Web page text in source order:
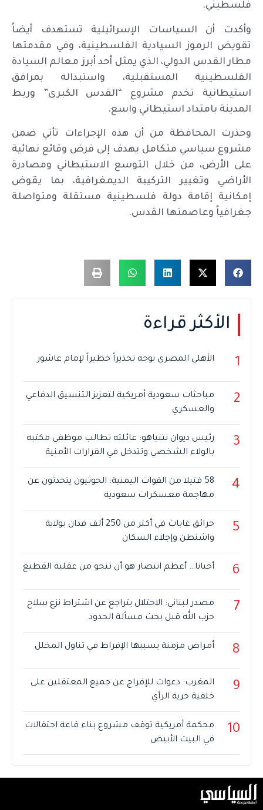
فلسطيني.
وأكدت أن السياسات الإسرائيلية تستهدف أيضاً
تقويض الرموز السيادية الفلسطينية، وفي مقدمتها
مطار القدس الدولي، الذي يمثل أحد أبرز معالم السيادة
الفلسطينية المستقبلية، واستبداله بمرافق
استيطانية تخدم مشروع “القدس الكبرى” وربط
المدينة بامتداد استيطاني واسع.
وحذرت المحافظة من أن هذه الإجراءات تأتي ضمن
مشروع سياسي متكامل يهدف إلى فرض وقائع نهائية
على الأرض، من خلال التوسع الاستيطاني ومصادرة
الأراضي وتغيير التركيبة الديمغرافية، بما يقوض
إمكانية إقامة دولة فلسطينية مستقلة ومتواصلة
جغرافياً وعاصمتها القدس.
الأكثر قراءة
1 الأهلي المصري يوجه تحذيراً خطيراً لإمام عاشور
2
مباحثات سعودية أمريكية لتعزيز التنسيق الدفاعي
والعسكري
3
رئيس ديوان نتنياهو: عائلته تطالب موظفي مكتبه
بالولاء الشخصي وتتدخل في القرارات الأمنية
4
58 قتيلا من القوات اليمنية: الحوثيون يتحدثون عن
مهاجمة معسكرات سعودية
5
حرائق غابات في أكثر من 250 ألف فدان بولاية
واشنطن وإجلاء السكان
6 أحيانا… أعظم انتصار هو أن تنجو من عقلية القطيع
7
مصدر لبناني: الاحتلال يتراجع عن اشتراط نزع سلاح
حزب الله قبل بحث مسألة الحدود
8 أمراض مزمنة يسببها الإفراط في تناول المخلل
9
المغرب: دعوات للإفراج عن جميع المعتقلين على
خلفية حرية الرأي
10
محكمة أمريكية توقف مشروع بناء قاعة احتفالات
في البيت الأبيض